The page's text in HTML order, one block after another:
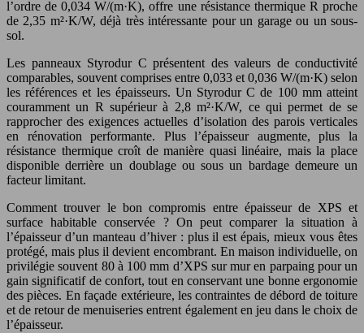
l’ordre de 0,034 W/(m·K), offre une résistance thermique R proche
de 2,35 m²·K/W, déjà très intéressante pour un garage ou un sous-
sol.
Les panneaux Styrodur C présentent des valeurs de conductivité
comparables, souvent comprises entre 0,033 et 0,036 W/(m·K) selon
les références et les épaisseurs. Un Styrodur C de 100 mm atteint
couramment un R supérieur à 2,8 m²·K/W, ce qui permet de se
rapprocher des exigences actuelles d’isolation des parois verticales
en rénovation performante. Plus l’épaisseur augmente, plus la
résistance thermique croît de manière quasi linéaire, mais la place
disponible derrière un doublage ou sous un bardage demeure un
facteur limitant.
Comment trouver le bon compromis entre épaisseur de XPS et
surface habitable conservée ? On peut comparer la situation à
l’épaisseur d’un manteau d’hiver : plus il est épais, mieux vous êtes
protégé, mais plus il devient encombrant. En maison individuelle, on
privilégie souvent 80 à 100 mm d’XPS sur mur en parpaing pour un
gain significatif de confort, tout en conservant une bonne ergonomie
des pièces. En façade extérieure, les contraintes de débord de toiture
et de retour de menuiseries entrent également en jeu dans le choix de
l’épaisseur.